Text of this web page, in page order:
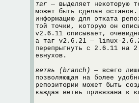
таг — выделяет некоторую
может быть сделан
информацию для отката
той точки, которую он
v2.6.11 описывает,
а таг v2.6.21 — linux-
перепрыгнуть с 2.6.11 на
евнухов.
ветвь (branch)
— всего
позволяющая на более
репозитории может быть
каждая ветвь привязана к